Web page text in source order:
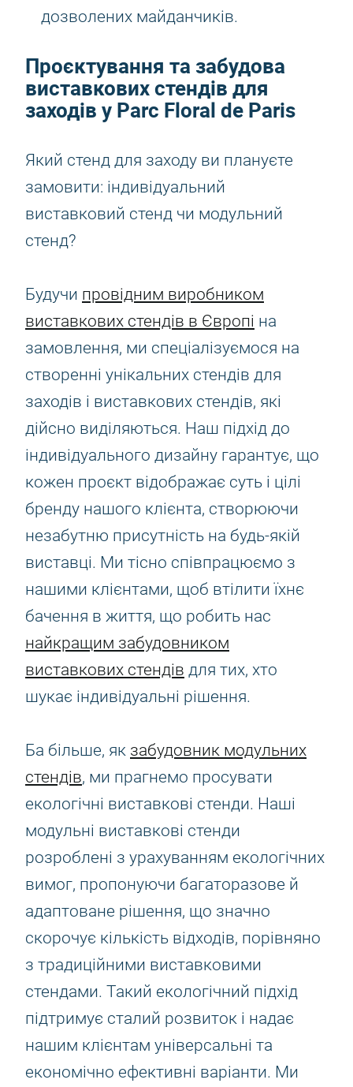
дозволених майданчиків.
Проєктування та забудова
виставкових стендів для
заходів у Parc Floral de Paris
Який стенд для заходу ви плануєте
замовити: індивідуальний
виставковий стенд чи модульний
стенд?
Будучи провідним виробником
виставкових стендів в Європі на
замовлення, ми спеціалізуємося на
створенні унікальних стендів для
заходів і виставкових стендів, які
дійсно виділяються. Наш підхід до
індивідуального дизайну гарантує, що
кожен проєкт відображає суть і цілі
бренду нашого клієнта, створюючи
незабутню присутність на будь-якій
виставці. Ми тісно співпрацюємо з
нашими клієнтами, щоб втілити їхнє
бачення в життя, що робить нас
найкращим забудовником
виставкових стендів для тих, хто
шукає індивідуальні рішення.
Ба більше, як забудовник модульних
стендів, ми прагнемо просувати
екологічні виставкові стенди. Наші
модульні виставкові стенди
розроблені з урахуванням екологічних
вимог, пропонуючи багаторазове й
адаптоване рішення, що значно
скорочує кількість відходів, порівняно
з традиційними виставковими
стендами. Такий екологічний підхід
підтримує сталий розвиток і надає
нашим клієнтам універсальні та
економічно ефективні варіанти. Ми